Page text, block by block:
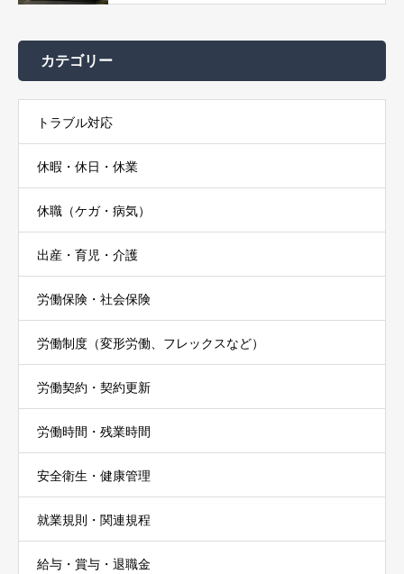
カテゴリー
トラブル対応
休暇・休日・休業
休職（ケガ・病気）
出産・育児・介護
労働保険・社会保険
労働制度（変形労働、フレックスなど）
労働契約・契約更新
労働時間・残業時間
安全衛生・健康管理
就業規則・関連規程
給与・賞与・退職金